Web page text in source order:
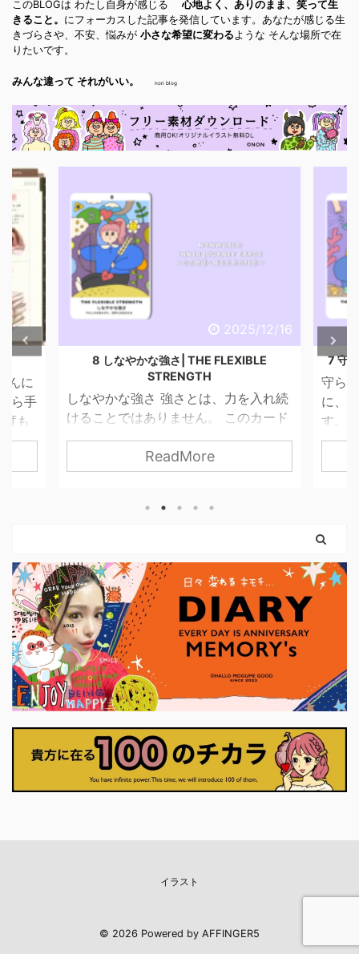
このBLOGは わたし自身が感じる心地よく、ありのまま、笑って生
きること。 にフォーカスした記事を発信しています。あなたが感じる生
きづらさや、不安、悩みが 小さな希望に変わるような そんな場所で在
りたいです。
みんな違って それがいい。 non blog
強さ| THE FLEXIBLE
STRENGTH
強さとは、力を入れ続
りません。 このカード
さしさを失わずに、世
我慢し続けなくてもい
捨てなくていい」 とい
くれます。 前のカード
志は、 ここで初めて、
はじめます。 それは大
てもかまいません。 小
7 守られた意志 | THE
守られた意志 進まなきゃいけ
に、 心がついてこないときが
す。 そんなとき、わたしたち
っている自分」を責めてしまい
す。 でも、このカードが伝え
ちゃんと準備が始まっていま
りも、自分の内側を信じる姿
に、「何を大切にしたいのか」
に確かめている状態です。 今
に決断しなくていい。 無理に
くていい。 ...
イラスト
© 2026 Powered by AFFINGER5